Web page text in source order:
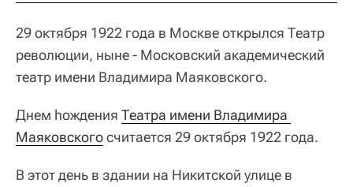
29 октября 1922 года в Москве открылся Театр
революции, ныне - Московский академический
театр имени Владимира Маяковского.
Днем hождения Театра имени Владимира
Маяковскогосчитается 29 октября 1922 года.
В этот день в здании на Никитской улице в